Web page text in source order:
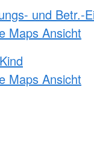
und Betr.-
Maps Ansicht
Maps Ansicht